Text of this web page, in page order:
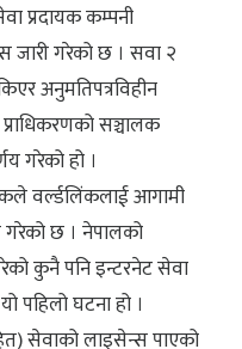
प्रदायक कम्पनी
जारी गरेको छ । सवा २
अनुमतिपत्रविहीन
सञ्चालक
गरेको हो ।
वर्ल्डलिंकलाई आगामी
गरेको छ । नेपालको
कुनै पनि इन्टरनेट सेवा
पहिलो घटना हो ।
सेवाको लाइसेन्स पाएको